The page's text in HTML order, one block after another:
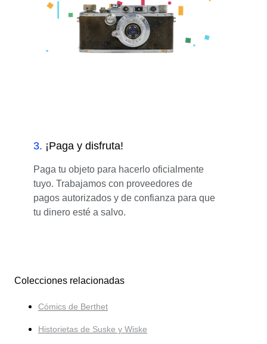
3. ¡Paga y disfruta!
Paga tu objeto para hacerlo oficialmente
tuyo. Trabajamos con proveedores de
pagos autorizados y de confianza para que
tu dinero esté a salvo.
Colecciones relacionadas
Cómics de Berthet
Historietas de Suske y Wiske